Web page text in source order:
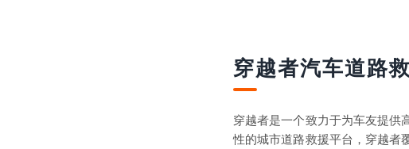
穿越者汽车道路
穿越者是一个致力于为车友提供
性的城市道路救援平台，穿越者